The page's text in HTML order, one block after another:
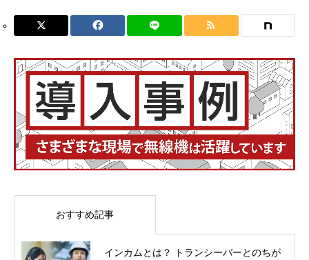
おすすめ記事
インカムとは？ トランシーバーとのちが